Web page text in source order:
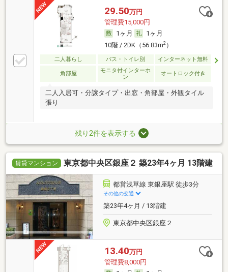
29.50万円
管理費15,000円
1ヶ月
1ヶ月
10階 / 2DK（56.83m2）
二人暮らし バス・トイレ別 インターネット無料
角部屋
モニタ付インターホ
ン
オートロック付き
二人入居可・分譲タイプ・出窓・角部屋・外観タイル
張り
残り2件を表示する
賃貸マンション 東京都中央区銀座２ 築23年4ヶ月 13階建
都営浅草線 東銀座駅 徒歩3分
その他の交通
築23年4ヶ月 / 13階建
東京都中央区銀座２
13.40万円
管理費8,000円